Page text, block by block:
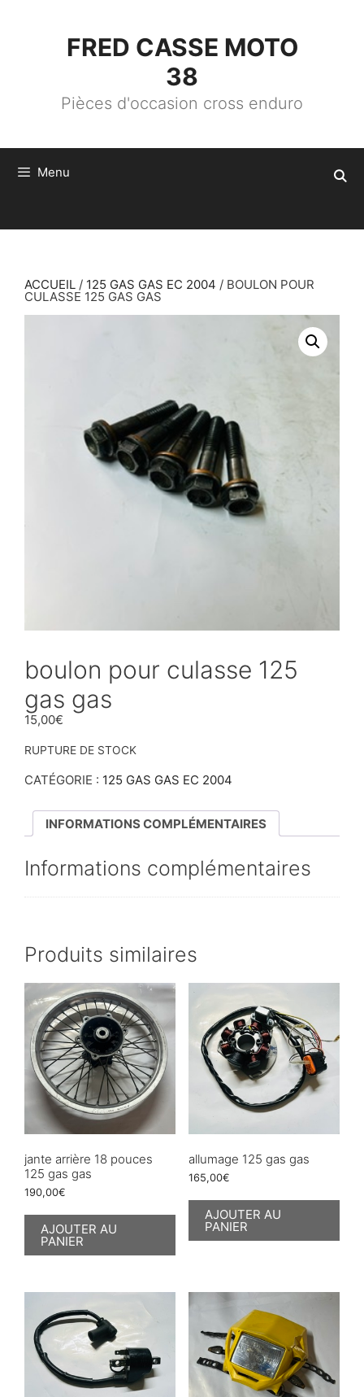
FRED CASSE MOTO
38
Pièces d'occasion cross enduro
Menu
ACCUEIL / 125 GAS GAS EC 2004 / BOULON POUR
CULASSE 125 GAS GAS
boulon pour culasse 125
gas gas
15,00€
RUPTURE DE STOCK
CATÉGORIE : 125 GAS GAS EC 2004
INFORMATIONS COMPLÉMENTAIRES
Informations complémentaires
Produits similaires
jante arrière 18 pouces
125 gas gas
190,00€
AJOUTER AU
PANIER
allumage 125 gas gas
165,00€
AJOUTER AU
PANIER